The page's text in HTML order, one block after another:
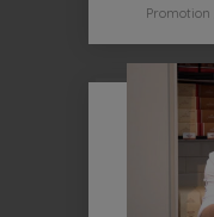
Promotion